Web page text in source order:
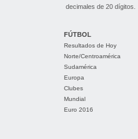
decimales de 20 dígitos.
FÚTBOL
Resultados de Hoy
Norte/Centroamérica
Sudamérica
Europa
Clubes
Mundial
Euro 2016